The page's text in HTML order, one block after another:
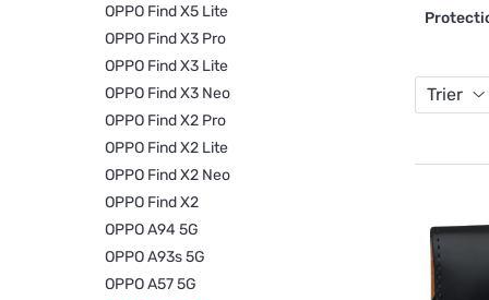
OPPO Find X5 Lite
OPPO Find X3 Pro
OPPO Find X3 Lite
OPPO Find X3 Neo
OPPO Find X2 Pro
OPPO Find X2 Lite
OPPO Find X2 Neo
OPPO Find X2
OPPO A94 5G
OPPO A93s 5G
OPPO A57 5G
Trier